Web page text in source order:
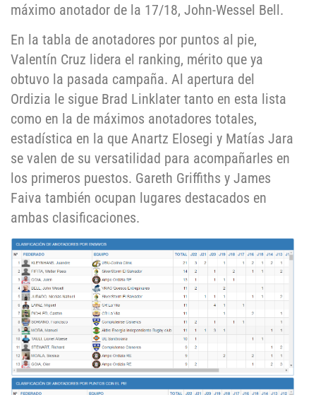
máximo anotador de la 17/18, John-Wessel Bell.
En la tabla de anotadores por puntos al pie,
Valentín Cruz lidera el ranking, mérito que ya
obtuvo la pasada campaña. Al apertura del
Ordizia le sigue Brad Linklater tanto en esta lista
como en la de máximos anotadores totales,
estadística en la que Anartz Elosegi y Matías Jara
se valen de su versatilidad para acompañarles en
los primeros puestos. Gareth Griffiths y James
Faiva también ocupan lugares destacados en
ambas clasificaciones.